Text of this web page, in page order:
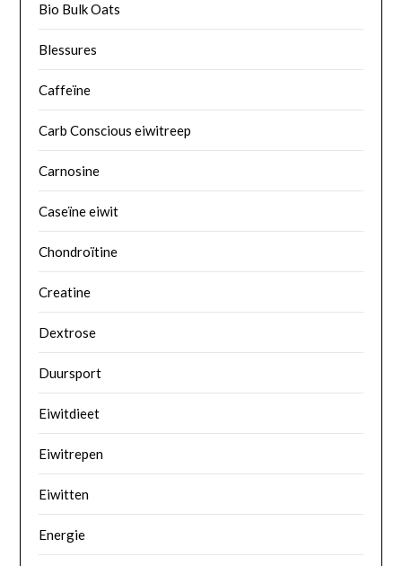
Bio Bulk Oats
Blessures
Caffeïne
Carb Conscious eiwitreep
Carnosine
Caseïne eiwit
Chondroïtine
Creatine
Dextrose
Duursport
Eiwitdieet
Eiwitrepen
Eiwitten
Energie